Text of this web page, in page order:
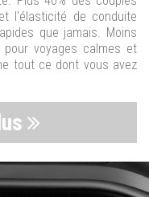
l'élasticité de conduite
que jamais. Moins
voyages calmes et
tout ce dont vous avez